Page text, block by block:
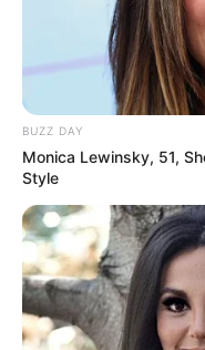
Wäre es nicht besser,
Generäle mit
statt mit ihren
zu ermorden?
Quermania folgen:
BUZZ DAY
Monica Lewinsky, 51,
Style